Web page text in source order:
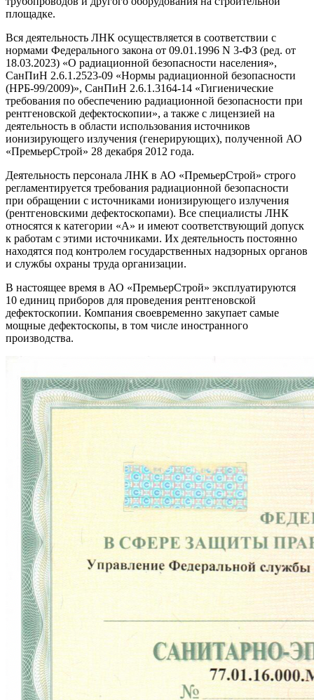
площадке.
Вся деятельность ЛНК осуществляется в соответствии с
нормами Федерального закона от 09.01.1996 N 3-ФЗ (ред. от
18.03.2023) «О радиационной безопасности населения»,
СанПиН 2.6.1.2523-09 «Нормы радиационной безопасности
(НРБ-99/2009)», СанПиН 2.6.1.3164-14 «Гигиенические
требования по обеспечению радиационной безопасности при
рентгеновской дефектоскопии», а также с лицензией на
деятельность в области использования источников
ионизирующего излучения (генерирующих), полученной АО
«ПремьерСтрой» 28 декабря 2012 года.
Деятельность персонала ЛНК в АО «ПремьерСтрой» строго
регламентируется требования радиационной безопасности
при обращении с источниками ионизирующего излучения
(рентгеновскими дефектоскопами). Все специалисты ЛНК
относятся к категории «А» и имеют соответствующий допуск
к работам с этими источниками. Их деятельность постоянно
находятся под контролем государственных надзорных органов
и службы охраны труда организации.
В настоящее время в АО «ПремьерСтрой» эксплуатируются
10 единиц приборов для проведения рентгеновской
дефектоскопии. Компания своевременно закупает самые
мощные дефектоскопы, в том числе иностранного
производства.